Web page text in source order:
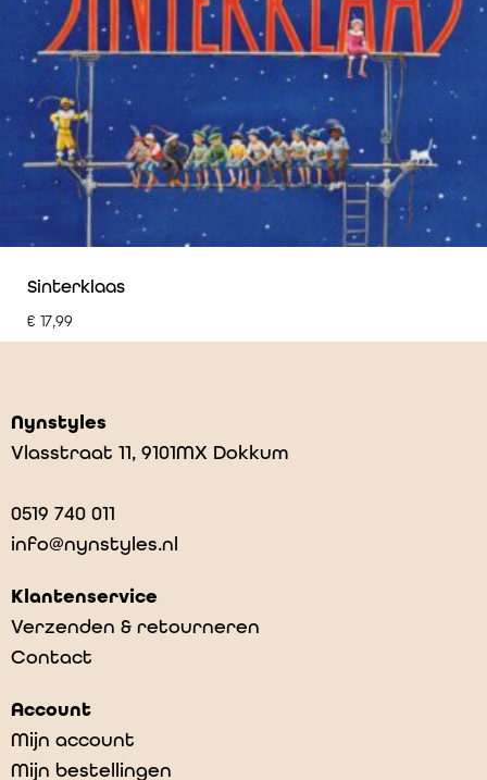
Sinterklaas
€ 17,99
Nynstyles
Vlasstraat 11, 9101MX Dokkum
0519 740 011
info@nynstyles.nl
Klantenservice
Verzenden & retourneren
Contact
Account
Mijn account
Mijn bestellingen